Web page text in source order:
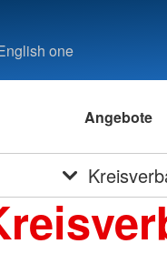
one
Angebote